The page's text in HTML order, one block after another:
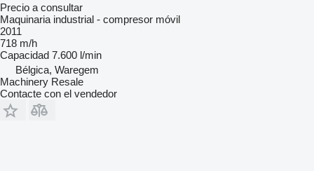
Precio a consultar
Maquinaria industrial - compresor móvil
2011
718 m/h
Capacidad 7.600 l/min
Bélgica, Waregem
Machinery Resale
Contacte con el vendedor